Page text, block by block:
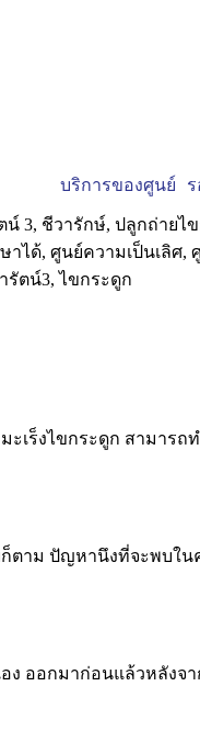
บริการของศูนย์
ะเร็งไขกระดูก สามา
ตาม ปัญหานึงที่จะพบใ
อง ออกมาก่อนแล้วหลัง